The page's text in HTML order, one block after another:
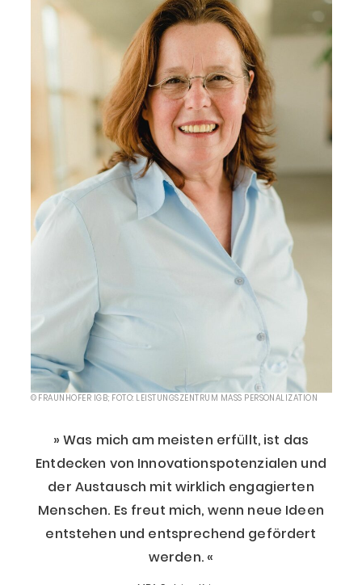
© FRAUNHOFER IGB; FOTO: LEISTUNGSZENTRUM MASS PERSONALIZATION
Was mich am meisten erfüllt, ist das
Entdecken von Innovationspotenzialen und
der Austausch mit wirklich engagierten
Menschen. Es freut mich, wenn neue Ideen
entstehen und entsprechend gefördert
werden.